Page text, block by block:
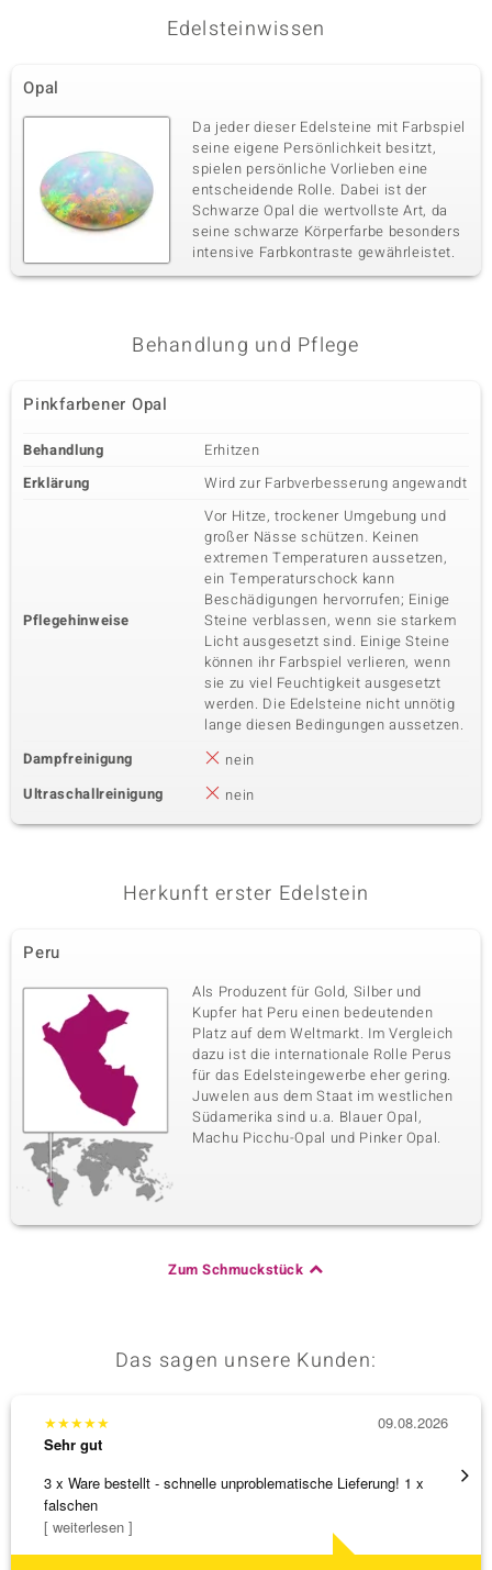
Edelsteinwissen
Opal
Da jeder dieser Edelsteine mit Farbspiel
seine eigene Persönlichkeit besitzt,
spielen persönliche Vorlieben eine
entscheidende Rolle. Dabei ist der
Schwarze Opal die wertvollste Art, da
seine schwarze Körperfarbe besonders
intensive Farbkontraste gewährleistet.
Behandlung und Pflege
Pinkfarbener Opal
Behandlung
Erhitzen
Erklärung
Wird zur Farbverbesserung angewandt
Pflegehinweise
Vor Hitze, trockener Umgebung und
großer Nässe schützen. Keinen
extremen Temperaturen aussetzen,
ein Temperaturschock kann
Beschädigungen hervorrufen; Einige
Steine verblassen, wenn sie starkem
Licht ausgesetzt sind. Einige Steine
können ihr Farbspiel verlieren, wenn
sie zu viel Feuchtigkeit ausgesetzt
werden. Die Edelsteine nicht unnötig
lange diesen Bedingungen aussetzen.
Dampfreinigung
nein
Ultraschallreinigung
nein
Herkunft erster Edelstein
Peru
Als Produzent für Gold, Silber und
Kupfer hat Peru einen bedeutenden
Platz auf dem Weltmarkt. Im Vergleich
dazu ist die internationale Rolle Perus
für das Edelsteingewerbe eher gering.
Juwelen aus dem Staat im westlichen
Südamerika sind u.a. Blauer Opal,
Machu Picchu-Opal und Pinker Opal.
Zum Schmuckstück
Das sagen unsere Kunden:
★★★★★
Sehr gut
3 x Ware bestellt - schnelle unproblematische Lieferung! 1 x
falschen
[ weiterlesen ]
09.08.2026